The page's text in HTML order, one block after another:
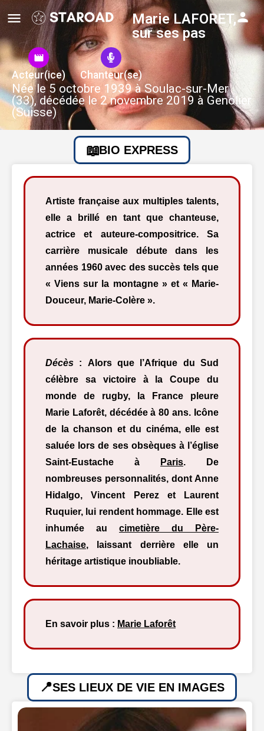
Marie LAFORET,
sur ses pas
Acteur(ice) Chanteur(se)
Née le 5 octobre 1939 à Soulac-sur-Mer
(33), décédée le 2 novembre 2019 à Genolier
(Suisse)
BIO EXPRESS
Artiste française aux multiples talents,
elle a brillé en tant que chanteuse,
actrice et auteure-compositrice. Sa
carrière musicale débute dans les
années 1960 avec des succès tels que
« Viens sur la montagne » et « Marie-
Douceur, Marie-Colère ».
Décès : Alors que l’Afrique du Sud
célèbre sa victoire à la Coupe du
monde de rugby, la France pleure
Marie Laforêt, décédée à 80 ans. Icône
de la chanson et du cinéma, elle est
saluée lors de ses obsèques à l’église
Saint-Eustache à
Paris. De
nombreuses personnalités, dont Anne
Hidalgo, Vincent Perez et Laurent
Ruquier, lui rendent hommage. Elle est
inhumée au cimetière du Père-
Lachaise, laissant derrière elle un
héritage artistique inoubliable.
En savoir plus : Marie Laforêt
SES LIEUX DE VIE EN IMAGES